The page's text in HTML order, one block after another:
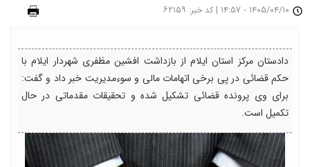
| کد خبر: ۶۲۱۵۹
دادستان مرکز استان ایلام از بازداشت افشین مظفری شهردار ایلام با
حکم قضائی در پی برخی اتهامات مالی و سوءمدیریت خبر داد و گفت:
برای وی پرونده قضائی تشکیل شده و تحقیقات مقدماتی در حال
تکمیل است.